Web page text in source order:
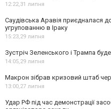
12:22,31 липня
Саудівська Аравія приєдналася
угрупованню в Іраку
15:23,29 липня
Зустріч Зеленського і Трампа
14:05,29 липня
Макрон зібрав кризовий штаб
13:00,27 липня
Удар РФ під час демонстрації